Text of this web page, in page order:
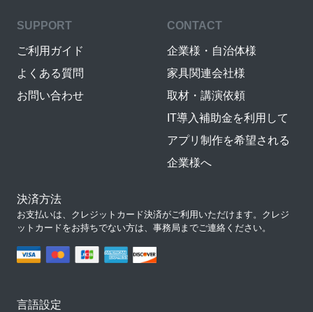
SUPPORT
ご利用ガイド
よくある質問
お問い合わせ
CONTACT
企業様・自治体様
家具関連会社様
取材・講演依頼
IT導入補助金を利用して
アプリ制作を希望される
企業様へ
決済方法
お支払いは、クレジットカード決済がご利用いただけます。クレジ
ットカードをお持ちでない方は、事務局までご連絡ください。
言語設定